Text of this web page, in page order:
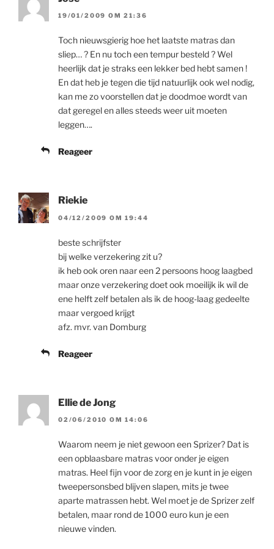
19/01/2009 OM 21:36
Toch nieuwsgierig hoe het laatste matras dan
sliep… ? En nu toch een tempur besteld ? Wel
heerlijk dat je straks een lekker bed hebt samen !
En dat heb je tegen die tijd natuurlijk ook wel nodig,
kan me zo voorstellen dat je doodmoe wordt van
dat geregel en alles steeds weer uit moeten
leggen….
Reageer
Riekie
04/12/2009 OM 19:44
beste schrijfster
bij welke verzekering zit u?
ik heb ook oren naar een 2 persoons hoog laagbed
maar onze verzekering doet ook moeilijk ik wil de
ene helft zelf betalen als ik de hoog-laag gedeelte
maar vergoed krijgt
afz. mvr. van Domburg
Reageer
Ellie de Jong
02/06/2010 OM 14:06
Waarom neem je niet gewoon een Sprizer? Dat is
een opblaasbare matras voor onder je eigen
matras. Heel fijn voor de zorg en je kunt in je eigen
tweepersonsbed blijven slapen, mits je twee
aparte matrassen hebt. Wel moet je de Sprizer zelf
betalen, maar rond de 1000 euro kun je een
nieuwe vinden.